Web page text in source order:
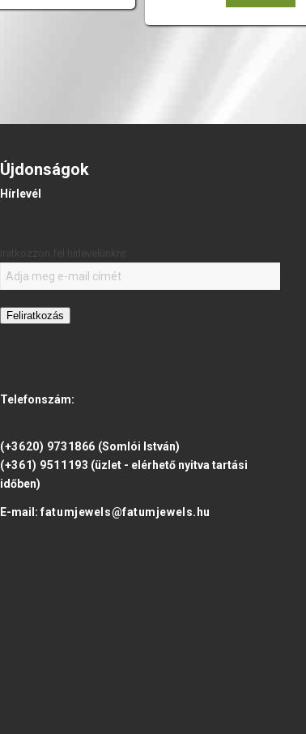
Újdonságok
Hírlevél
Feliratkozás
Telefonszám:
(+3620) 9731866 (Somlói István)
(+361) 9511193 (üzlet - elérhető nyitva tartási
időben)
E-mail:fatumjewels@fatumjewels.hu